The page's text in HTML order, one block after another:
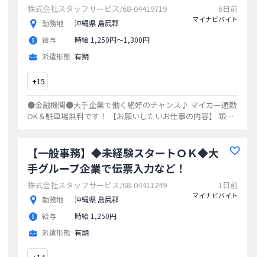
株式会社スタッフサービス/68-04419719
勤務地
沖縄県 島尻郡
給与
時給 1,250円〜1,300円
派遣形態 有期
6日前
マイナビバイト
+15
●金融機関●大手企業で働く絶好のチャンス♪ マイカー通勤
OK＆駐車場無料です！ 【お願いしたいお仕事の内容】 銀行
【一般事務】◆未経験スタートＯＫ◆大
手グループ企業で伝票入力など！
株式会社スタッフサービス/68-04411249
勤務地
沖縄県 島尻郡
給与
時給 1,250円
派遣形態 有期
1日前
マイナビバイト